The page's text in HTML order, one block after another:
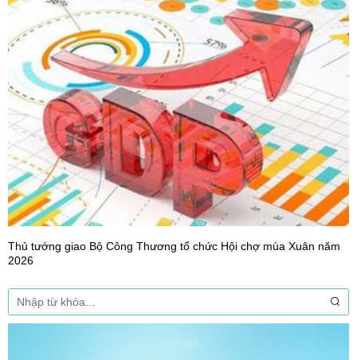
Thủ tướng giao Bộ Công Thương tổ chức Hội chợ mùa Xuân năm
2026